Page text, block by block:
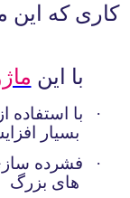
کاری که این
با این
·
با
بسیار
·
فشرده
های بزرگ